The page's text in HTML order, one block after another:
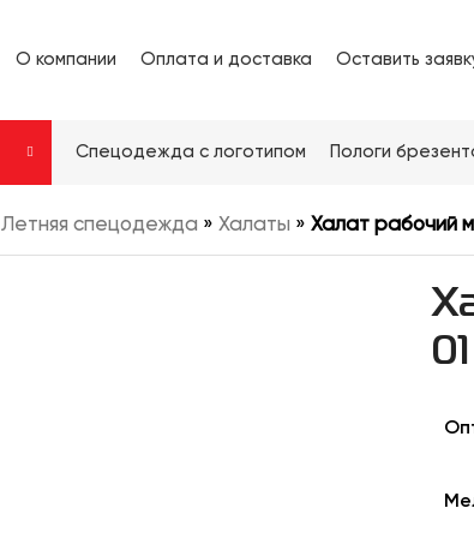
О компании Оплата и доставка Оставить
Спецодежда с логотипом Пологи
Летняя спецодежда » Халаты » Халат рабочий
01